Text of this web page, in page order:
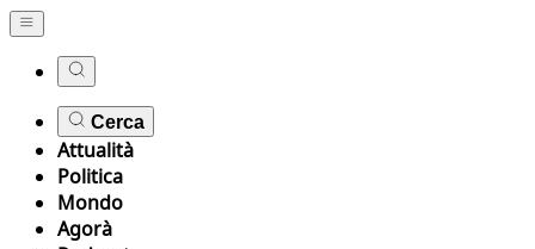
Cerca
Attualità
Politica
Mondo
Agorà